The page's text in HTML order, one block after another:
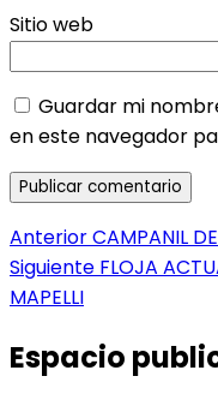
Sitio web
Guardar mi
en este navegador
Navegación
de
AnteriorEntrada
anterior:
CAMPANIL
Siguiente Entrada
FLOJA
MAPELLI
Espacio